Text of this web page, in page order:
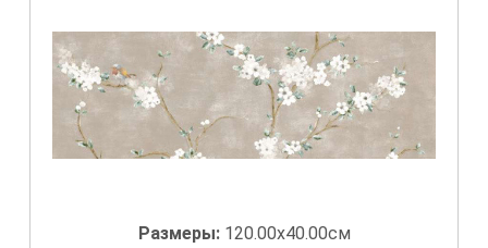
Размеры: 120.00x40.00см